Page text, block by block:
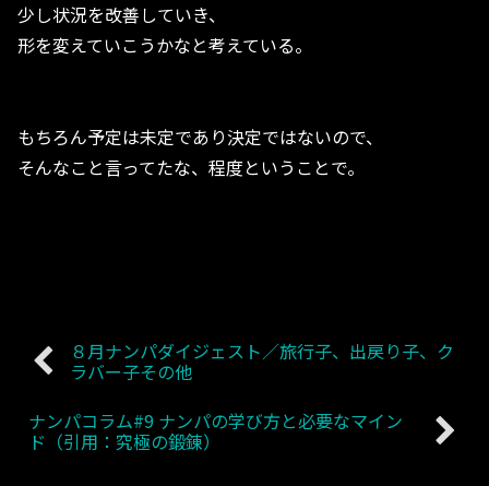
少し状況を改善していき、
形を変えていこうかなと考えている。
もちろん予定は未定であり決定ではないので、
そんなこと言ってたな、程度ということで。
８月ナンパダイジェスト／旅行子、出戻り子、ク
ラバー子その他
ナンパコラム#9 ナンパの学び方と必要なマイン
ド（引用：究極の鍛錬）